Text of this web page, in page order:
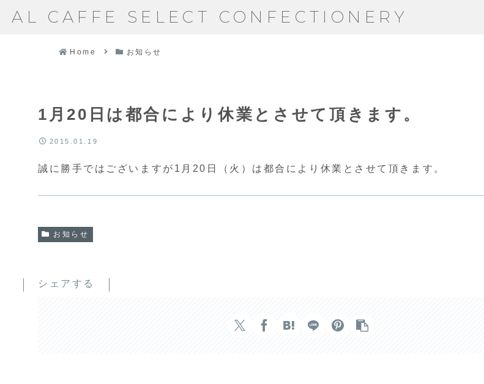
AL CAFFE SELECT CONFECTIONERY
Home お知らせ
1月20日は都合により休業とさせて頂きます。
2015.01.19
誠に勝手ではございますが1月20日（火）は都合により休業とさせて頂きます。
お知らせ
シェアする